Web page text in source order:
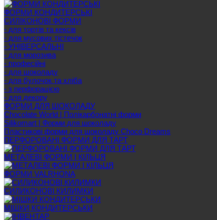
ФОРМИ КОНДИТЕРСЬКІ
СИЛІКОНОВІ ФОРМИ
- для тортів та кексів
- для мусових тістечок
- УНІВЕРСАЛЬНІ
- для морозива
- професійні
- для шоколаду
- для булочок та хліба
- з перфорацією
- для декору
ФОРМИ ДЛЯ ШОКОЛАДУ
Chocolate World | Полікарбонатні форми
Silikomart | Форми для шоколаду
Пластикові форми для шоколаду Choco Dreams
ПЕРФОРОВАНІ ФОРМИ ДЛЯ ТАРТ
МЕТАЛЕВІ ФОРМИ І КІЛЬЦЯ
ФОРМИ VALRHONA
СИЛИКОНОВІ КИЛИМКИ
МІШКИ КОНДИТЕРСЬКИ